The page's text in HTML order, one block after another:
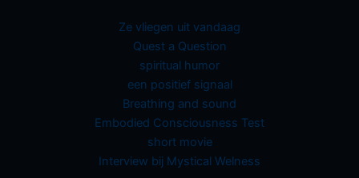
Ze vliegen uit vandaag
Quest a Question
spiritual humor
een positief signaal
Breathing and sound
Embodied Consciousness Test
short movie
Interview bij Mystical Welness